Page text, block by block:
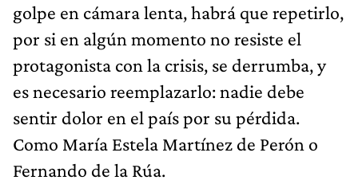
golpe en cámara lenta, habrá que repetirlo,
por si en algún momento no resiste el
protagonista con la crisis, se derrumba, y
es necesario reemplazarlo: nadie debe
sentir dolor en el país por su pérdida.
Como María Estela Martínez de Perón o
Fernando de la Rúa.